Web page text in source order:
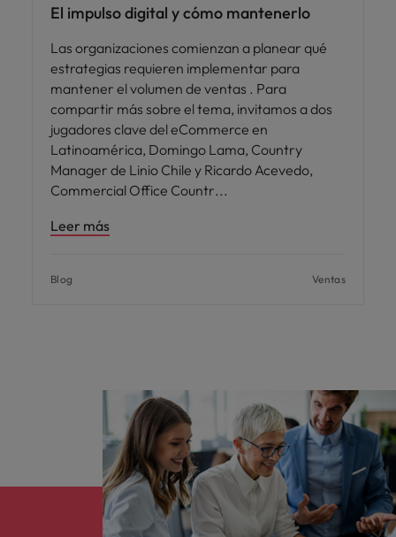
El impulso digital y cómo mantenerlo
Las organizaciones comienzan a planear qué
estrategias requieren implementar para
mantener el volumen de ventas . Para
compartir más sobre el tema, invitamos a dos
jugadores clave del eCommerce en
Latinoamérica, Domingo Lama, Country
Manager de Linio Chile y Ricardo Acevedo,
Commercial Office Countr
Leer más
Blog Ventas